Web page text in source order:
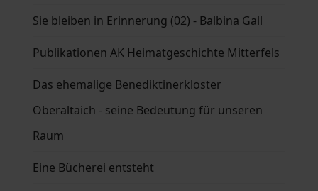
Sie bleiben in Erinnerung (02) - Balbina Gall
Publikationen AK Heimatgeschichte Mitterfels
Das ehemalige Benediktinerkloster
Oberaltaich - seine Bedeutung für unseren
Raum
Eine Bücherei entsteht